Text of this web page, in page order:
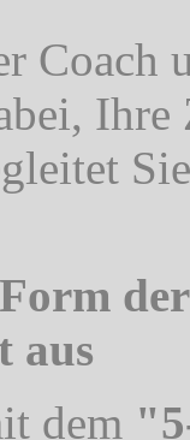
Coach
Ihre
der
aus
dem